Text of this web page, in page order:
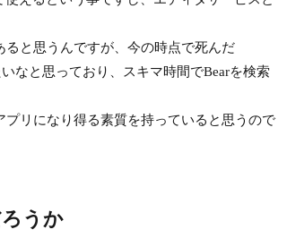
と思うんですが、今の時点で死んだ
なと思っており、スキマ時間でBearを検索
リになり得る素質を持っていると思うので
うか